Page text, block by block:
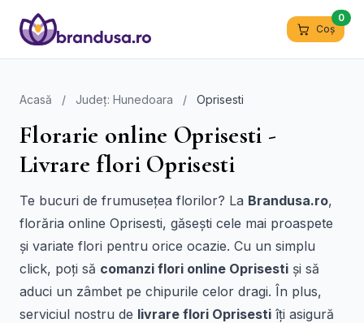
Coș
0
Acasă / Județ: Hunedoara / Oprisesti
Florarie online Oprisesti -
Livrare flori Oprisesti
Te bucuri de frumusețea florilor? La Brandusa.ro,
florăria online Oprisesti, găsești cele mai proaspete
și variate flori pentru orice ocazie. Cu un simplu
click, poți să comanzi flori online Oprisesti și să
aduci un zâmbet pe chipurile celor dragi. În plus,
serviciul nostru de livrare flori Oprisesti îți asigură